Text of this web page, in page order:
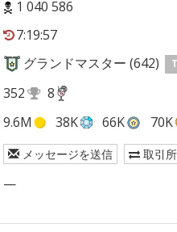
1 040 586
7:19:57
グランドマスター (642)
352
8
9.6M 38K 66K 70K
メッセージを送信 取引所
—